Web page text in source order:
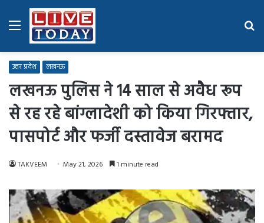
Menu
उत्तर प्रदेश लखनऊ
लखनऊ पुलिस ने 14 साल से अवैध रूप
से रह रहे बांग्लादेशी को किया गिरफ्तार,
पासपोर्ट और फर्जी दस्तावेज बरामद
TAKVEEM May 21, 2026 1 minute read